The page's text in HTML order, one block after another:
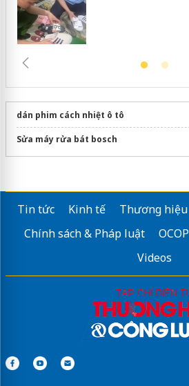
dán phim cách nhiệt ô tô
Sửa máy rửa bát bosch
Tin tức Kinh tế Thương hiệu
Chính sách & Pháp luật
OCOP
Videos